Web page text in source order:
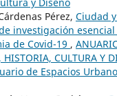
Pérez, Ciudad
investigación
de Covid-19 ,
HISTORIA, CULTURA Y
de Espacios